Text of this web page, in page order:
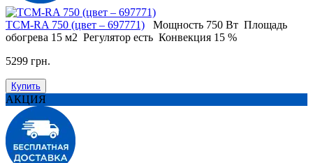
ТСМ-RA 750 (цвет – 697771) Мощность 750 Вт Площадь
обогрева 15 м2 Регулятор есть Конвекция 15 %
5299 грн.
Купить
АКЦИЯ